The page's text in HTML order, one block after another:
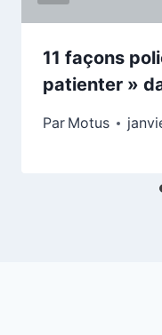
11 façons
patienter »
Par Motus